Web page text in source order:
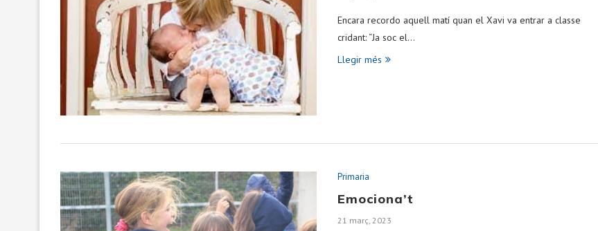
Encara recordo aquell matí quan el Xavi va entrar a classe
cridant: “Ja soc el…
Llegir més
Primaria
Emociona’t
21 març, 2023